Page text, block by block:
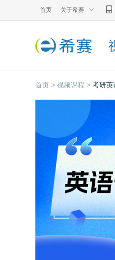
首页 关于希赛
首页 > 视频课程 > 考研英